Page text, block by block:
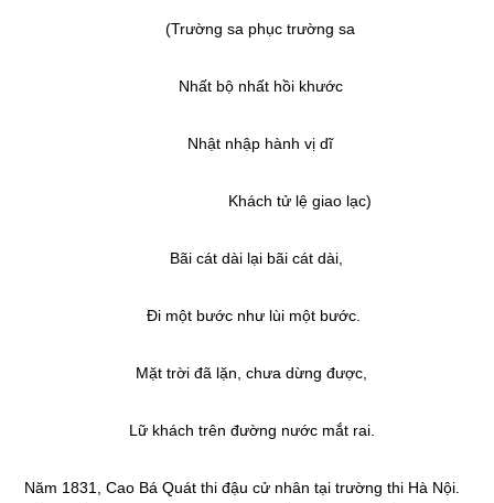
(Trường sa phục trường sa
Nhất bộ nhất hồi khước
Nhật nhập hành vị dĩ
Khách tử lệ giao lạc)
Bãi cát dài lại bãi cát dài,
Đi một bước như lùi một bước.
Mặt trời đã lặn, chưa dừng được,
Lữ khách trên đường nước mắt rai.
Năm 1831, Cao Bá Quát thi đậu cử nhân tại trường thi Hà Nội.